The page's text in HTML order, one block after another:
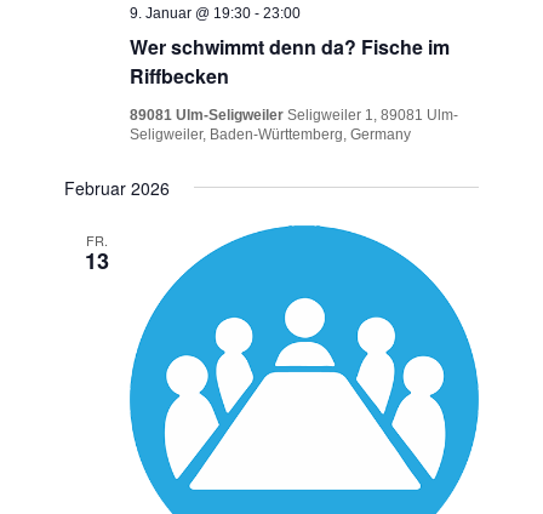
Wer schwimmt denn da? Fische im
Riffbecken
9. Januar @ 19:30 -23:00
89081 Ulm-SeligweilerSeligweiler 1, 89081 Ulm-
Seligweiler, Baden-Württemberg, Germany
Februar 2026
FR.
13